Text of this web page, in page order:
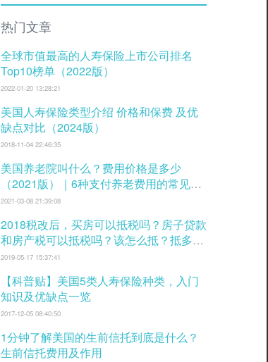
热门文章
全球市值最高的人寿保险上市公司排名
Top10榜单（2022版）
2022-01-20 13:28:21
美国人寿保险类型介绍 价格和保费 及优
缺点对比（2024版）
2018-11-04 22:46:35
美国养老院叫什么？费用价格是多少
（2021版）｜6种支付养老费用的常见方
式
2021-03-08 21:39:08
2018税改后，买房可以抵税吗？房子贷款
和房产税可以抵税吗？该怎么抵？抵多少
税？
2019-05-17 15:37:41
【科普贴】美国5类人寿保险种类，入门
知识及优缺点一览
2017-12-05 08:40:50
1分钟了解美国的生前信托到底是什么？
生前信托费用及作用